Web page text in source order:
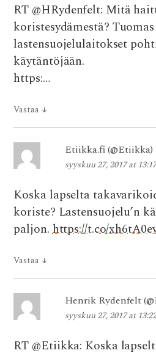
RT @HRydenfelt: Mitä
koristesydämestä?
lastensuojelulaitokset
käytäntöjään.
https:…
Vastaa ↓
Etiikka.fi (@Etiikka)
syyskuu 27, 2017 at
Koska lapselta
koriste? Lastensuojelu’n
paljon.https://t.co/
Vastaa ↓
Henrik Rydenfelt
syyskuu 27, 2017 at
RT @Etiikka: Koska